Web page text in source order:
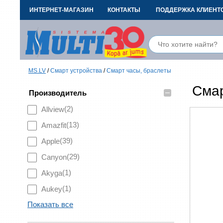
ИНТЕРНЕТ-МАГАЗИН КОНТАКТЫ ПОДДЕРЖКА
MS.LV /Смарт устройства /Смарт часы, браслеты
Производитель
–
Allview(2)
Amazfit(13)
Apple(39)
Canyon(29)
Akyga(1)
Aukey(1)
Показать все